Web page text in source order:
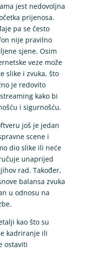
jest nedovoljna
prijenosa.
pa se često
nije pravilno
sjene. Osim
veze može
slike i zvuka, što
je redovito
kako bi
i sigurnošću.
još je jedan
scene i
dio slike ili neće
unaprijed
rad. Također,
balansa zvuka
u odnosu na
kao što su
kadriranje ili
ostaviti